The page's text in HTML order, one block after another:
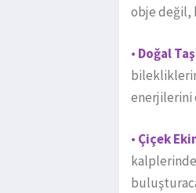
obje değil,
• Doğal
enerjilerini
• Çiçek